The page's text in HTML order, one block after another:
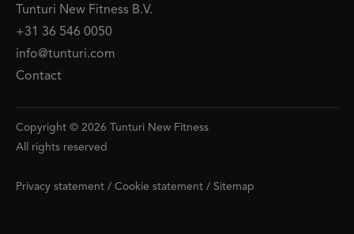
Tunturi New Fitness B.V.
+31 36 546 0050
info@tunturi.com
Contact
Copyright © 2026 Tunturi New Fitness
All rights reserved
Privacy statement / Cookie statement / Sitemap